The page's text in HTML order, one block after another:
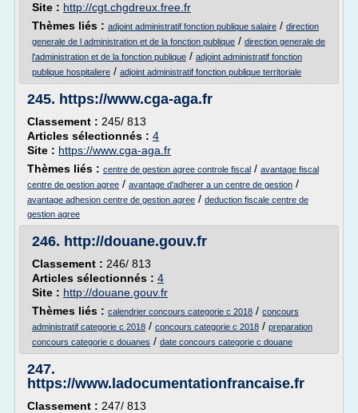
Site : http://cgt.chgdreux.free.fr
Thèmes liés : adjoint administratif fonction publique salaire / direction
generale de l administration et de la fonction publique / direction generale de
l'administration et de la fonction publique / adjoint administratif fonction
publique hospitaliere / adjoint administratif fonction publique territoriale
245. https://www.cga-aga.fr
Classement : 245/ 813
Articles sélectionnés : 4
Site : https://www.cga-aga.fr
Thèmes liés : centre de gestion agree controle fiscal / avantage fiscal
centre de gestion agree / avantage d'adherer a un centre de gestion /
avantage adhesion centre de gestion agree / deduction fiscale centre de
gestion agree
246. http://douane.gouv.fr
Classement : 246/ 813
Articles sélectionnés : 4
Site : http://douane.gouv.fr
Thèmes liés : calendrier concours categorie c 2018 / concours
administratif categorie c 2018 / concours categorie c 2018 / preparation
concours categorie c douanes / date concours categorie c douane
247.
https://www.ladocumentationfrancaise.fr
Classement : 247/ 813